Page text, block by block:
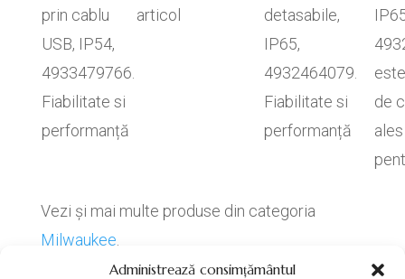
Administrează consimțământul
prin cablu
USB, IP54,
4933479766.
Fiabilitate si
performanță
articol
detasabile,
IP65,
4932464079.
Fiabilitate si
performanță
de
Vezi și mai multe produse din categoria
Milwaukee